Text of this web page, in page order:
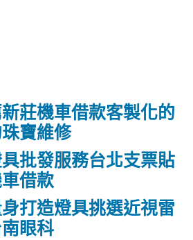
莊機車借款客製化的
寶維修
批發服務台北支票貼
借款
打造燈具挑選近視雷
眼科